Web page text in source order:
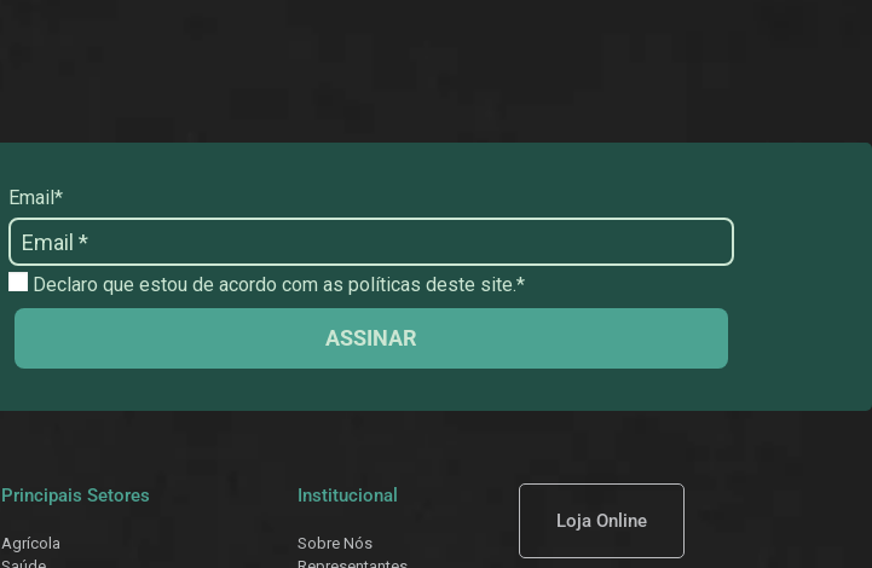
Email*
Declaro que estou de acordo com as políticas deste site.*
ASSINAR
Principais Setores
Agrícola
Institucional
Sobre Nós
Loja Online